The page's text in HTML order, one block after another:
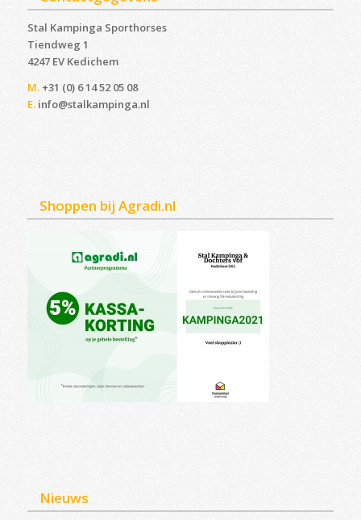
Stal Kampinga Sporthorses
Tiendweg 1
4247 EV Kedichem ‎
M.+31 (0) 6 14 52 05 08
E. info@stalkampinga.nl
Shoppen bij Agradi.nl
Nieuws